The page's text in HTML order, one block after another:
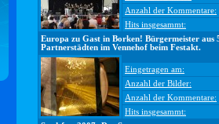
Anzahl der Kommentare:
Hits insgesammt:
Europa zu Gast in Borken! Bürgermeister aus
Partnerstädten im Vennehof beim Festakt.
Eingetragen am:
Anzahl der Bilder:
Anzahl der Kommentare:
Hits insgesammt: